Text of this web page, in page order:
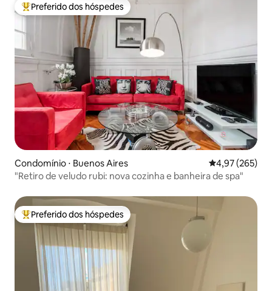
Entre os melhores preferidos dos hóspedes
Preferido dos hóspedes
Condomínio ⋅ Buenos Aires 4,97 de uma
4,97 (265)
"Retiro de veludo rubi: nova cozinha e banheira de spa"
Entre os melhores preferidos dos hóspedes
Preferido dos hóspedes